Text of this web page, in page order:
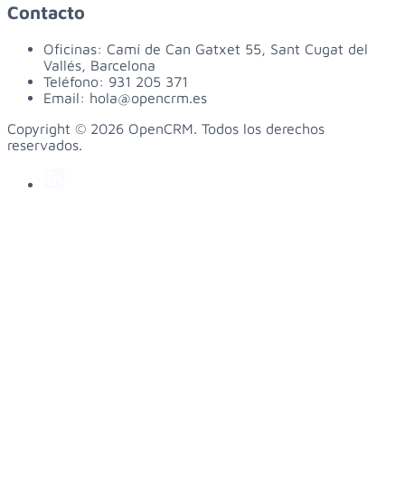
Contacto
Oficinas: Camí de Can Gatxet 55, Sant Cugat del
Vallés, Barcelona
Teléfono: 931 205 371
Email: hola@opencrm.es
Copyright © 2026 OpenCRM. Todos los derechos
reservados.